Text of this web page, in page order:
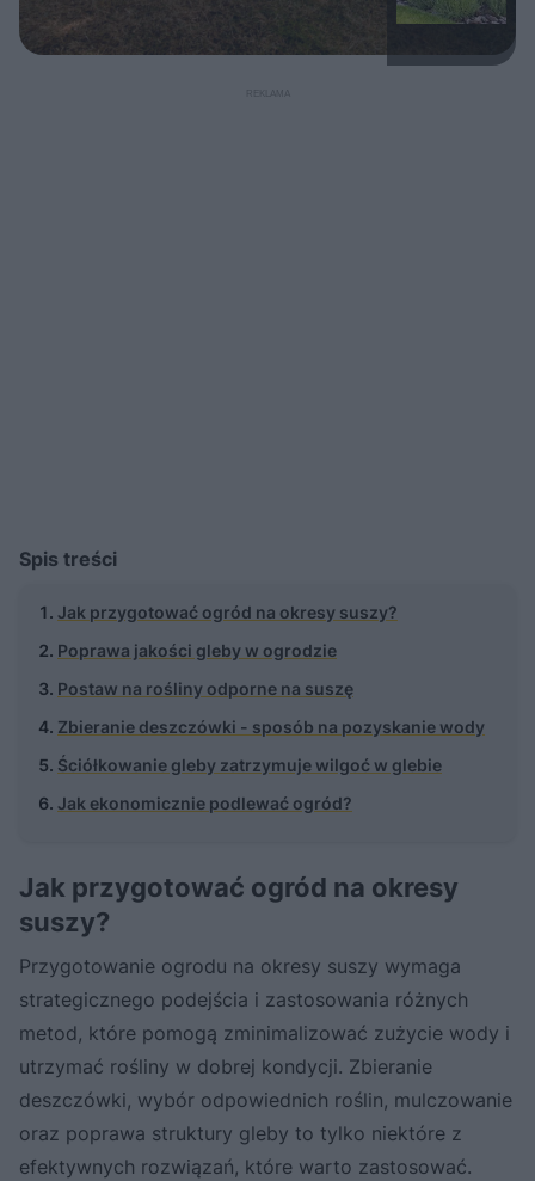
Spis treści
Jak przygotować ogród na okresy suszy?
Poprawa jakości gleby w ogrodzie
Postaw na rośliny odporne na suszę
Zbieranie deszczówki - sposób na pozyskanie wody
Ściółkowanie gleby zatrzymuje wilgoć w glebie
Jak ekonomicznie podlewać ogród?
Jak przygotować ogród na okresy
suszy?
Przygotowanie ogrodu na okresy suszy wymaga
strategicznego podejścia i zastosowania różnych
metod, które pomogą zminimalizować zużycie wody i
utrzymać rośliny w dobrej kondycji. Zbieranie
deszczówki, wybór odpowiednich roślin, mulczowanie
oraz poprawa struktury gleby to tylko niektóre z
efektywnych rozwiązań, które warto zastosować.